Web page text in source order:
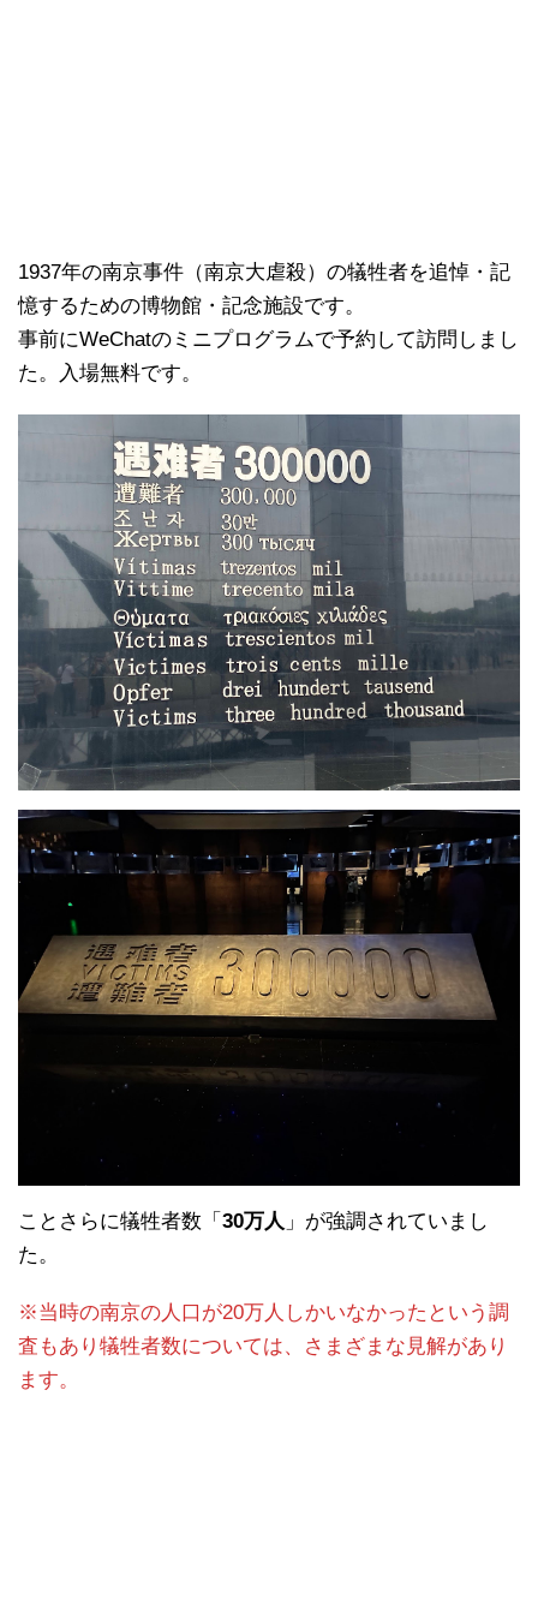
1937年の南京事件（南京大虐殺）の犠牲者を追悼・記
憶するための博物館・記念施設です。
事前にWeChatのミニプログラムで予約して訪問しまし
た。入場無料です。
ことさらに犠牲者数「 30万人 」が強調されていまし
た。
※当時の南京の人口が20万人しかいなかったという調
査もあり犠牲者数については、さまざまな見解があり
ます。